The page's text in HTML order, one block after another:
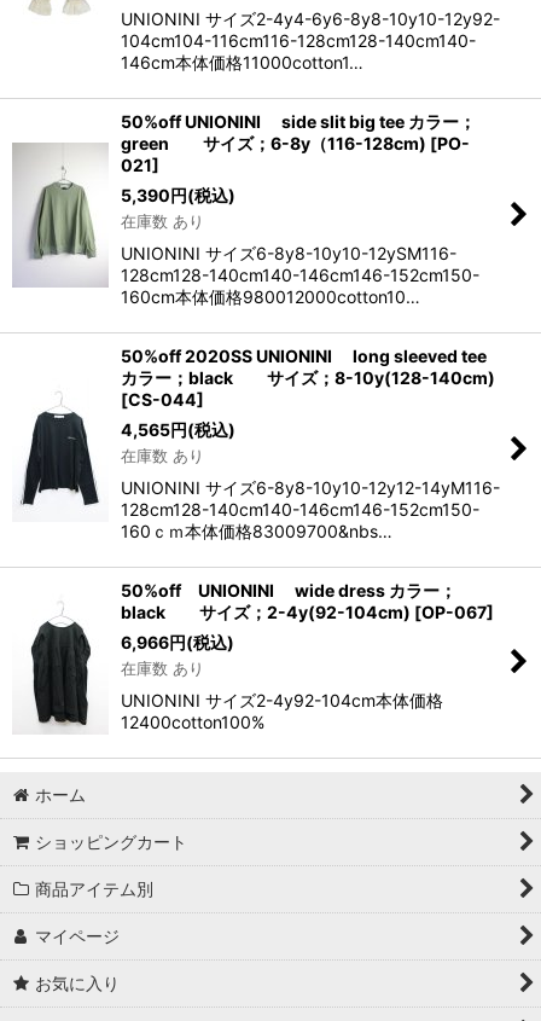
UNIONINI サイズ2-4y4-6y6-8y8-10y10-12y92-
104cm104-116cm116-128cm128-140cm140-
146cm本体価格11000cotton1…
50%off UNIONINI side slit big tee カラー；
green サイズ；6-8y（116-128cm) [PO-
021]
5,390円(税込)
在庫数 あり
UNIONINI サイズ6-8y8-10y10-12ySM116-
128cm128-140cm140-146cm146-152cm150-
160cm本体価格980012000cotton10…
50%off 2020SS UNIONINI long sleeved tee
カラー；black サイズ；8-10y(128-140cm)
[CS-044]
4,565円(税込)
在庫数 あり
UNIONINI サイズ6-8y8-10y10-12y12-14yM116-
128cm128-140cm140-146cm146-152cm150-
160ｃｍ本体価格83009700&nbs…
50%off UNIONINI wide dress カラー；
black サイズ；2-4y(92-104cm) [OP-067]
6,966円(税込)
在庫数 あり
UNIONINI サイズ2-4y92-104cm本体価格
12400cotton100%
ホーム
ショッピングカート
商品アイテム別
マイページ
お気に入り